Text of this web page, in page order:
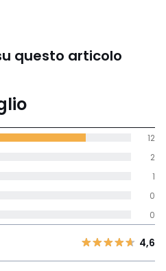
questo articolo
media tenendo
di tutti i
1
4,6
0
0
1
2
12
4,6